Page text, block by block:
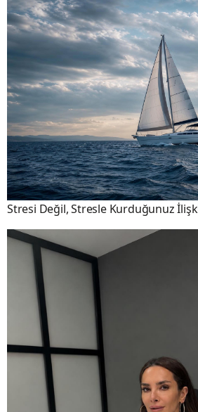
Stresi Değil, Stresle Kurduğunuz